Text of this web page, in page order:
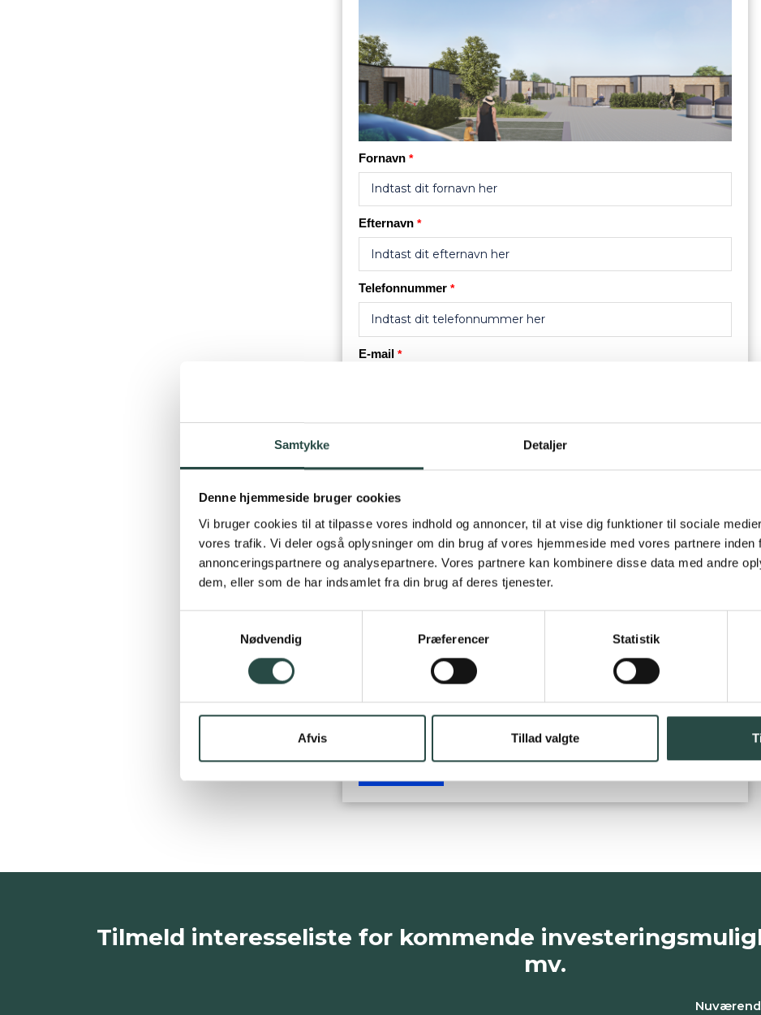
Samtykke Detaljer
Denne hjemmeside bruger cookies
Vi bruger cookies til at tilpasse vores indhold og annoncer, til at vise dig funktioner til sociale
vores trafik. Vi deler også oplysninger om din brug af vores hjemmeside med vores partnere inden
annonceringspartnere og analysepartnere. Vores partnere kan kombinere disse data med andre
dem, eller som de har indsamlet fra din brug af deres tjenester.
Nødvendig
Præferencer Statistik
Afvis Tillad valgte
Fornavn *
Efternavn *
Telefonnummer *
E-mail *
Materiale mv.
Tilmeld Vinding Gruppens mailliste - og få tilsendt bl.a. lignende
prospekter
Bekræft venligst *
Se vores cookie- og privatlivspolitik
Når du trykker 'bekræft' lander du på en side, hvor du kan downloade
Tilmeld interesseliste for kommende
mv.